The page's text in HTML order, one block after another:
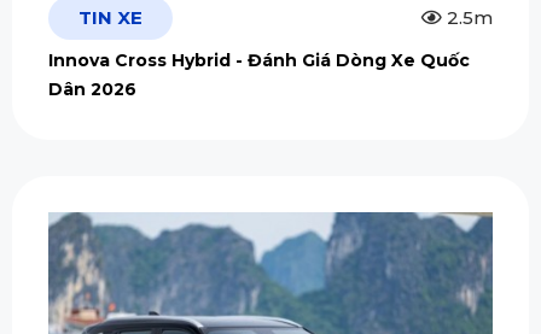
TIN XE 2.5m
Innova Cross Hybrid - Đánh Giá Dòng Xe Quốc
Dân 2026